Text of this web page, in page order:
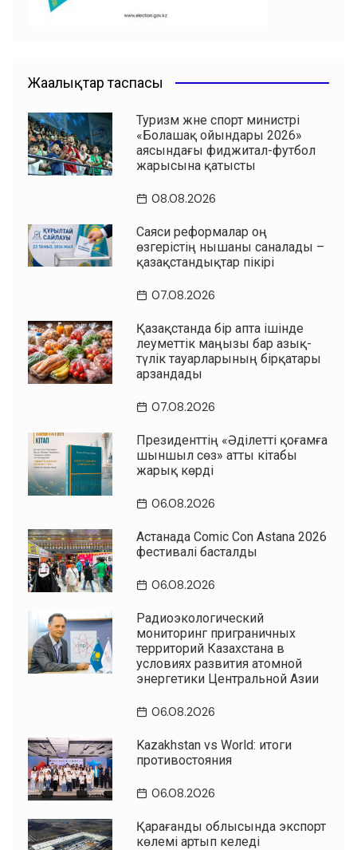
Жаңалықтар таспасы
Туризм және спорт министрі
«Болашақ ойындары 2026»
аясындағы фиджитал-футбол
жарысына қатысты
08.08.2026
Саяси реформалар оң
өзгерістің нышаны саналады –
қазақстандықтар пікірі
07.08.2026
Қазақстанда бір апта ішінде
әлеуметтік маңызы бар азық-
түлік тауарларының бірқатары
арзандады
07.08.2026
Президенттің «Әділетті қоғамға
шыншыл сөз» атты кітабы
жарық көрді
06.08.2026
Астанада Comic Con Astana 2026
фестивалі басталды
06.08.2026
Радиоэкологический
мониторинг приграничных
территорий Казахстана в
условиях развития атомной
энергетики Центральной Азии
06.08.2026
Kazakhstan vs World: итоги
противостояния
06.08.2026
Қарағанды облысында экспорт
көлемі артып келеді